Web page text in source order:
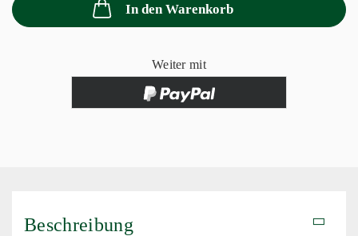
In den Warenkorb
Weiter mit
Beschreibung